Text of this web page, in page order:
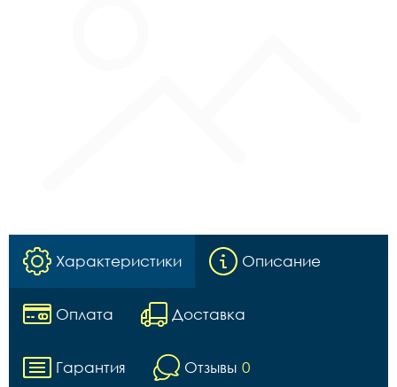
Характеристики Описание
Оплата Доставка
Гарантия Отзывы 0